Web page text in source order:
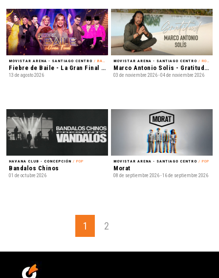
MOVISTAR ARENA - SANTIAGO CENTRO / BAILE
Fiebre de Baile - La Gran Final en Vivo
13 de agosto 2026
MOVISTAR ARENA - SANTIAGO CENTRO / ROMÁNTICO
Marco Antonio Solis - Gratitud Tour 2026
03 de noviembre 2026 - 04 de noviembre 2026
HAVANA CLUB - CONCEPCIÓN / POP
Bandalos Chinos
01 de octubre 2026
MOVISTAR ARENA - SANTIAGO CENTRO / POP
Morat
08 de septiembre 2026 - 16 de septiembre 2026
1 2